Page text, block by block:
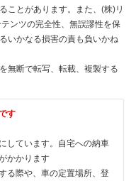
ことがあります。また、(株)リ
ンツの完全性、無誤謬性を保
いかなる損害の責も負いかね
無断で転写、転載、複製する
す
しています。自宅への納車
かかります
る際や、車の定置場所、登